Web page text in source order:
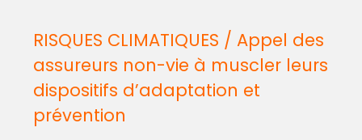
RISQUES CLIMATIQUES / Appel des
assureurs non-vie à muscler leurs
dispositifs d’adaptation et
prévention